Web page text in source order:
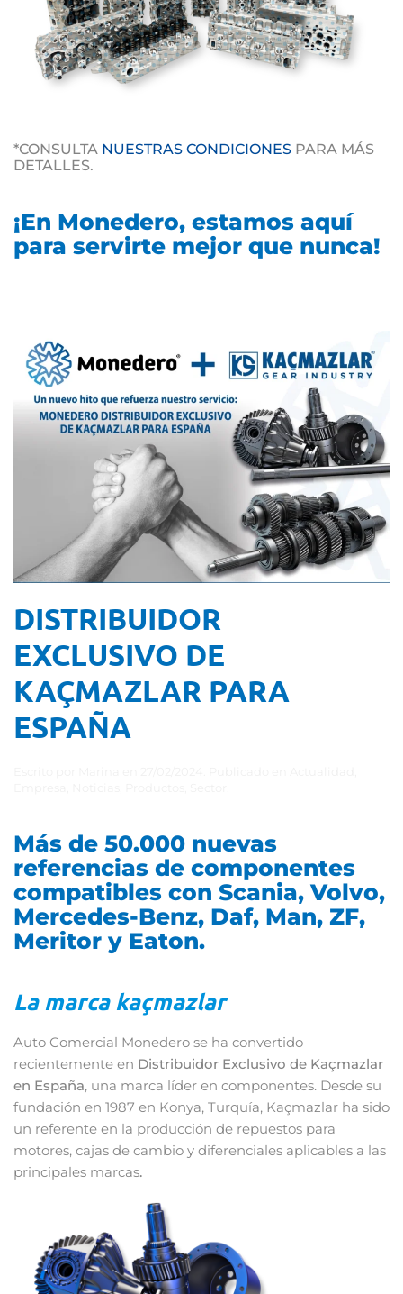
*CONSULTA NUESTRAS CONDICIONES PARA MÁS
DETALLES.
¡En Monedero, estamos aquí
para servirte mejor que nunca!
DISTRIBUIDOR
EXCLUSIVO DE
KAÇMAZLAR PARA
ESPAÑA
Más de 50.000 nuevas
referencias de componentes
compatibles con Scania, Volvo,
Mercedes-Benz, Daf, Man, ZF,
Meritor y Eaton.
La marca kaçmazlar
Auto Comercial Monedero se ha convertido
recientemente en Distribuidor Exclusivo de Kaçmazlar
en España, una marca líder en componentes. Desde su
fundación en 1987 en Konya, Turquía, Kaçmazlar ha sido
un referente en la producción de repuestos para
motores, cajas de cambio y diferenciales aplicables a las
principales marcas.